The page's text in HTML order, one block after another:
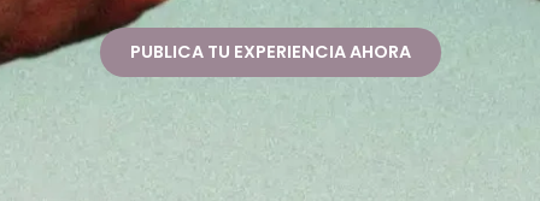
PUBLICA TU EXPERIENCIA AHORA